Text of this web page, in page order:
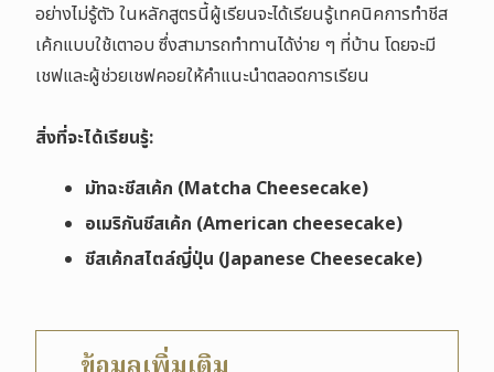
อย่างไม่รู้ตัว ในหลักสูตรนี้ผู้เรียนจะได้เรียนรู้เทคนิคการทำชีส
เค้กแบบใช้เตาอบ ซึ่งสามารถทำทานได้ง่าย ๆ ที่บ้าน โดยจะมี
เชฟและผู้ช่วยเชฟคอยให้คำแนะนำตลอดการเรียน
สิ่งที่จะได้เรียนรู้:
มัทฉะชีสเค้ก (Matcha Cheesecake)
อเมริกันชีสเค้ก (American cheesecake)
ชีสเค้กสไตล์ญี่ปุ่น (Japanese Cheesecake)